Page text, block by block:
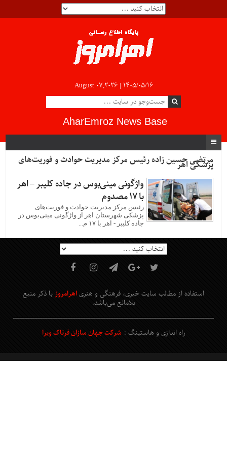
August 07,2026 | ۱۴۰۵/۰۵/۱۶
AharEmroz News Base
مرتضی حسین زاده رئیس مرکز مدیریت حوادث و فوریت‌های
پزشکی اهر
واژگونی مینی‌بوس در جاده کلیبر – اهر
با ۱۷ مصدوم
رئیس مرکز مدیریت حوادث و فوریت‌های
پزشکی شهرستان اهر از واژگونی مینی‌بوس در
جاده کلیبر - اهر با ۱۷ م...
استفاده از مطالب سایت خبری، فرهنگی و هنری اهرامروز با ذکر منبع
بلامانع می‌باشد.
راه اندازی و هاستینگ :شرکت جهان سازان فرتاک ویرا